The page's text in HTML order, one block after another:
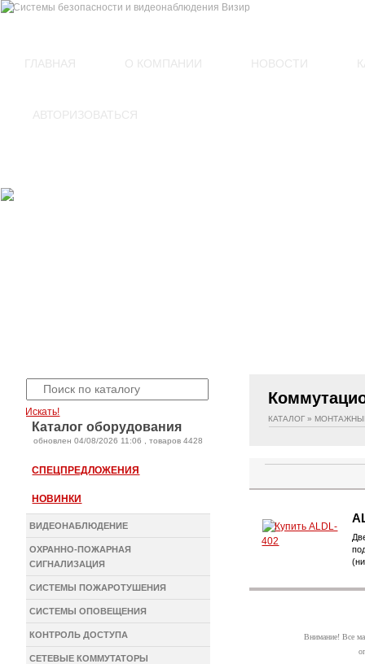
ГЛАВНАЯ О КОМПАНИИ НОВОСТИ
АВТОРИЗОВАТЬСЯ
Искать!
Каталог оборудования
oбновлен 04/08/2026 11:06 , товаров 4428
СПЕЦПРЕДЛОЖЕНИЯ
НОВИНКИ
ВИДЕОНАБЛЮДЕНИЕ
ОХРАННО-ПОЖАРНАЯ
СИГНАЛИЗАЦИЯ
СИСТЕМЫ ПОЖАРОТУШЕНИЯ
СИСТЕМЫ ОПОВЕЩЕНИЯ
КОНТРОЛЬ ДОСТУПА
СЕТЕВЫЕ КОММУТАТОРЫ
КАТАЛОГ »
Внимание! Все